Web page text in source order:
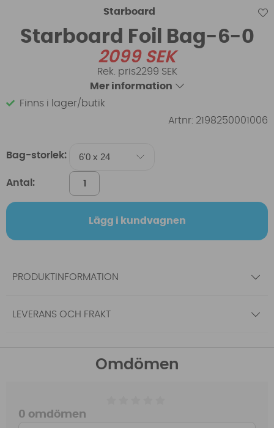
Starboard
Starboard Foil Bag-6-0
2099SEK
2299 SEK
Mer information
Finns i lager/butik
Artnr: 2198250001006
Bag-storlek:
Antal:
Lägg i kundvagnen
PRODUKTINFORMATION
LEVERANS OCH FRAKT
Omdömen
0 omdömen